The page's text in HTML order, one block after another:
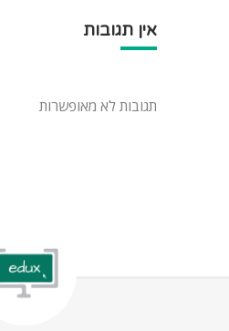
אין תגובות
תגובות לא מאופשרות